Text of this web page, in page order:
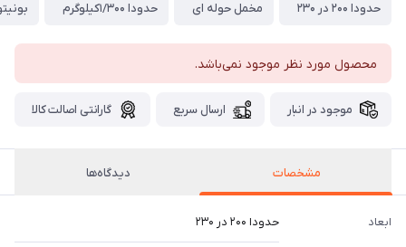
حدودا ۲۰۰ در ۲۳۰
مخمل حوله ای
حدودا ۱/۳۰۰کیلوگرم
محصول مورد نظر موجود نمی‌باشد.
موجود در انبار ارسال سریع گارانتی اصالت کالا
مشخصات دیدگاه‌ها
ابعاد حدودا ۲۰۰ در ۲۳۰